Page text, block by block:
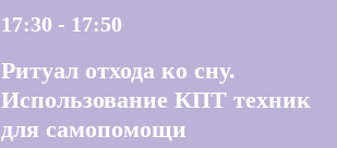
17:30 - 17:50
Ритуал отхода ко сну.
Использование КПТ техник
для самопомощи